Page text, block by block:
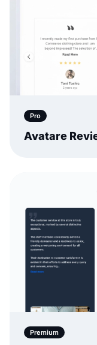
Pro
Avatare
Premium